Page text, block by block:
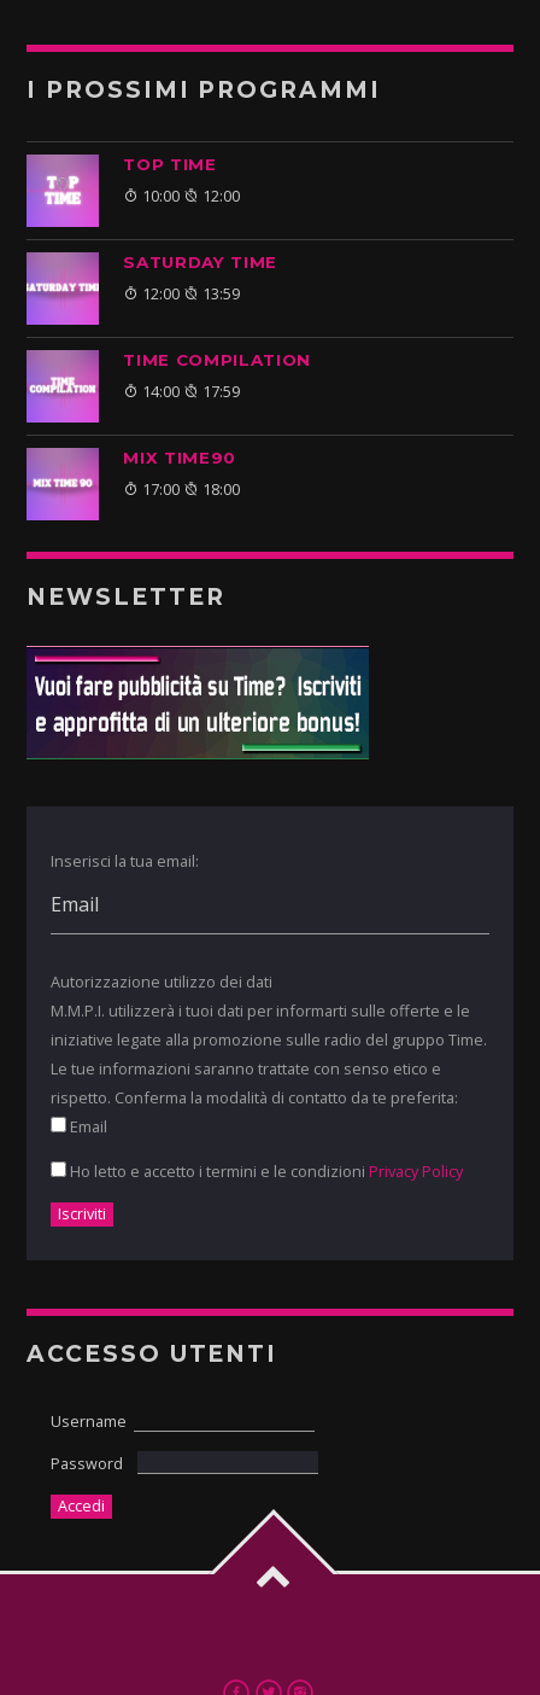
I PROSSIMI PROGRAMMI
TOP TIME
10:00 12:00
SATURDAY TIME
12:00 13:59
TIME COMPILATION
14:00 17:59
MIX TIME90
17:00 18:00
NEWSLETTER
Inserisci la tua email:
Autorizzazione utilizzo dei dati
M.M.P.I. utilizzerà i tuoi dati per informarti sulle offerte e le
iniziative legate alla promozione sulle radio del gruppo Time.
Le tue informazioni saranno trattate con senso etico e
rispetto. Conferma la modalità di contatto da te preferita:
Email
Ho letto e accetto i termini e le condizioni Privacy Policy
ACCESSO UTENTI
Username
Password